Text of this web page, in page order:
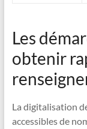
Les
obtenir
La digitalisation
accessibles de